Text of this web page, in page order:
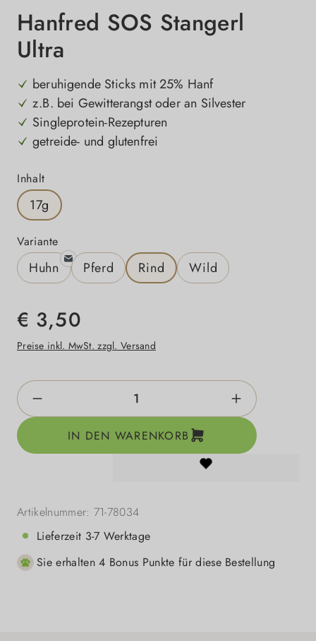
Hanfred SOS Stangerl
Ultra
beruhigende Sticks mit 25% Hanf
z.B. bei Gewitterangst oder an Silvester
Singleprotein-Rezepturen
getreide- und glutenfrei
Inhaltauswählen
17g
Variante
Huhn Pferd Rind Wild
€ 3,50
Preise inkl. MwSt. zzgl. Versand
Produkt Anzahl: Gib den gewünschten
IN DEN WARENKORB
Artikelnummer: 71-78034
Lieferzeit 3-7 Werktage
Sie erhalten 4 Bonus Punkte für diese Bestellung